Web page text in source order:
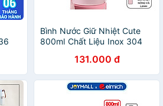
Ủ
Bình Nước Giữ Nhiệt Cute
800ml Chất Liệu Inox 304
Lạnh 24 Giờ Kèm Ống Hút Và
Sticker - Hàng Loại 1 - Chính
Hãng MINIIN
131.000 đ